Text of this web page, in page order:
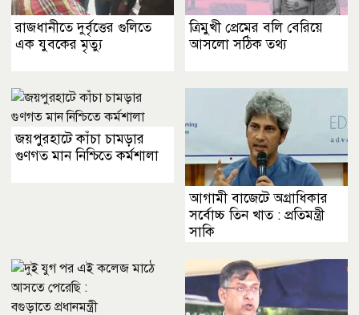
রাজধানীতে দুর্বৃত্তের গুলিতে
এক যুবকের মৃত্যু
ত্রিমুখী প্রেমের বলি বেরিয়ে
আসলো সঠিক তথ্য
জয়পুরহাটে কাঁচা চামড়ার
গুণগত মান নিশ্চিতে কর্মশালা
আগামী বাজেটে অগ্রাধিকার
সর্বোচ্চ তিন খাত : প্রতিমন্ত্রী
সাকি